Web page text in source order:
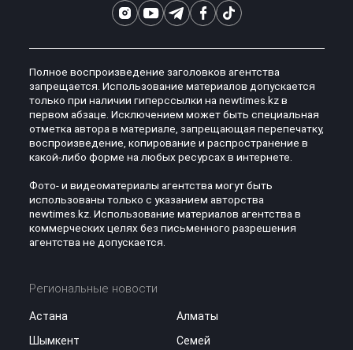
Полное воспроизведение заголовков агентства
запрещается. Использование материалов допускается
только при наличии гиперссылки на newtimes.kz в
первом абзаце. Исключением может быть специальная
отметка автора в материале, запрещающая перепечатку,
воспроизведение, копирование и распространение в
какой-либо форме на любых ресурсах в интернете.
Фото- и видеоматериалы агентства могут быть
использованы только с указанием авторства
newtimes.kz. Использование материалов агентства в
коммерческих целях без письменного разрешения
агентства не допускается.
Региональные новости
Астана
Алматы
Шымкент
Семей